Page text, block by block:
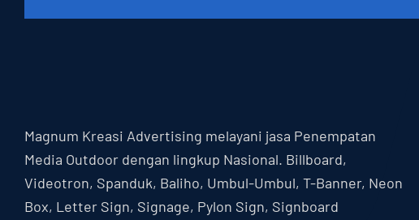
Magnum Kreasi Advertising melayani jasa Penempatan
Media Outdoor dengan lingkup Nasional. Billboard,
Videotron, Spanduk, Baliho, Umbul-Umbul, T-Banner, Neon
Box, Letter Sign, Signage, Pylon Sign, Signboard